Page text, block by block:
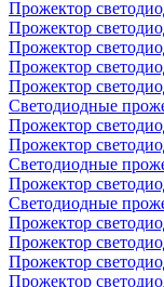
Прожектор
Прожектор
Прожектор
Прожектор
Прожектор
Светодиодные
Прожектор
Прожектор
Светодиодные
Прожектор
Светодиодные
Прожектор
Прожектор
Прожектор
Прожектор